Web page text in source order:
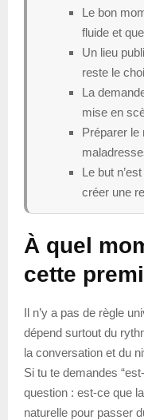
Le bon
fluide et
Un lieu
reste le
La
mise en
Préparer le
Le but
créer une
À quel
cette
Il n’y a pas de règle
dépend surtout du
la conversation et du
Si tu te demandes
question : est-ce que
naturelle pour passer